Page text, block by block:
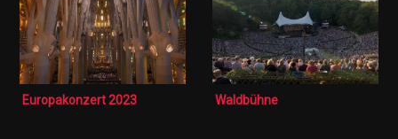
Europakonzert 2023 Waldbühne